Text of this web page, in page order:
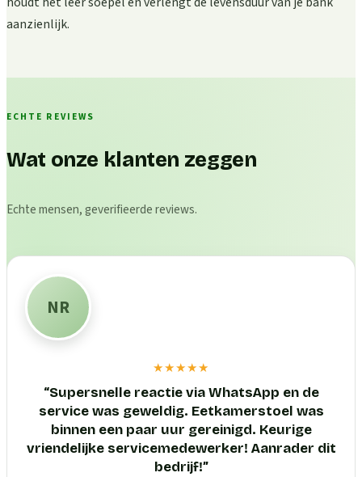
aanzienlijk.
ECHTE REVIEWS
Wat onze klanten zeggen
Echte mensen, geverifieerde reviews.
NR
★★★★★
“Supersnelle reactie via WhatsApp en de
service was geweldig. Eetkamerstoel was
binnen een paar uur gereinigd. Keurige
vriendelijke servicemedewerker! Aanrader dit
bedrijf!”